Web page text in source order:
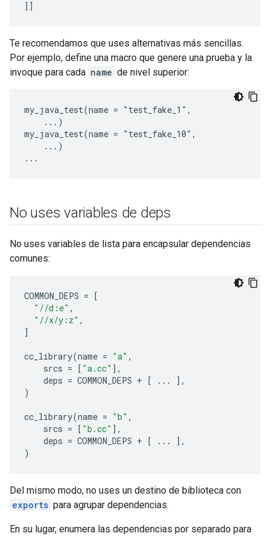
Te recomendamos que uses alternativas más sencillas.
Por ejemplo, define una macro que genere una prueba y la
invoque para cada name de nivel superior:
my_java_test(name = "test_fake_1",
    ...)
my_java_test(name = "test_fake_10",
    ...)
No uses variables de deps
No uses variables de lista para encapsular dependencias
comunes:
COMMON_DEPS = [
"//d:e" ,
"//x/y:z" ,
]
cc_library(name = "a" ,
srcs = [ "a.cc" ],
deps = COMMON_DEPS + [ ...
],
)
cc_library(name = "b" ,
srcs = [ "b.cc" ],
deps = COMMON_DEPS + [ ...
],
)
Del mismo modo, no uses un destino de biblioteca con
exports para agrupar dependencias.
En su lugar, enumera las dependencias por separado para